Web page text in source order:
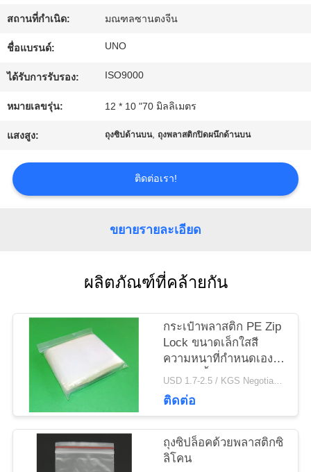
ควบคุม
คุณภาพ
ติดต่อ
เรา
แผนผัง
เว็บไซต์
PRIVACY
POLICY
สถานที่กำเนิด: มณฑลซานตงจีน
ชื่อแบรนด์: UNO
ได้รับการรับรอง: ISO9000
หมายเลขรุ่น: 12 * 10 "70 มิลลิเมตร
แสงสูง: ถุงซิปด้านบน,ถุงพลาสติกปิดผนึกด้านบน
ติดต่อเรา!
ขยายรายละเอียด
ผลิตภัณฑ์ที่คล้ายกัน
กระเป๋าพลาสติก PE Zip
Lock ขนาดเล็กใสสี
ความหนาที่กำหนดเอง
สำหรับเสื้อผ้า
USD 1.7-2.5 / KGS Negotiable MOQ:1000 กก
ติดต่อ
ถุงซิปล็อคด้วยพลาสติกซิ
ลิโคน